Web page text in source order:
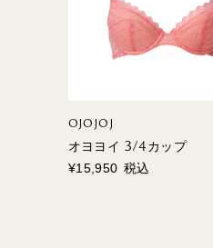
OJOJOJ
オヨヨイ 3/4カップ
¥15,950 税込